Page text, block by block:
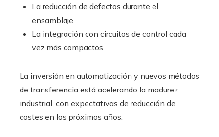
La reducción de defectos durante el
ensamblaje.
La integración con circuitos de control cada
vez más compactos.
La inversión en automatización y nuevos métodos
de transferencia está acelerando la madurez
industrial, con expectativas de reducción de
costes en los próximos años.